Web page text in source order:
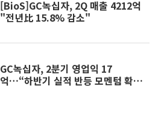
[BioS]GC녹십자, 2Q 매출 4212억
"전년比 15.8% 감소"
GC녹십자, 2분기 영업익 17
억…“하반기 실적 반등 모멘텀 확